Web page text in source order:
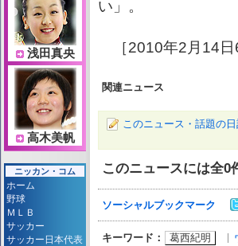
い」。
［2010年2月14日
関連ニュース
このニュース・話題の日
このニュースには全0
ソーシャルブックマーク
キーワード： 葛西紀明
浅田真央
高木美帆
ニッカン・コム
ホーム
野球
ＭＬＢ
サッカー
サッカー日本代表